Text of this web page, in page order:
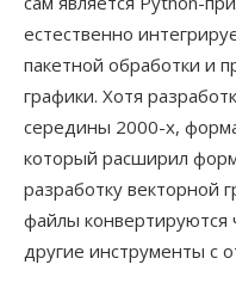
естественно
пакетной обработки и
графики. Хотя
середины 2000-х,
который расширил
разработку векторной
файлы конвертируются
другие инструменты с